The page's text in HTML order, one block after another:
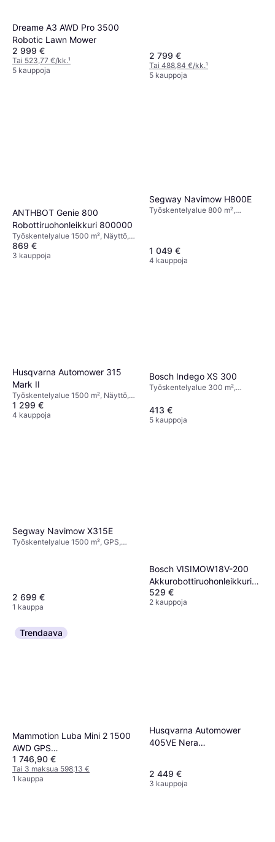
Dreame A3 AWD Pro 3500
Robotic Lawn Mower
2 999 €
Tai 523,77 €/kk.¹
5 kauppoja
2 799 €
Tai 488,84 €/kk.¹
5 kauppoja
ANTHBOT Genie 800
Robottiruohonleikkuri 800000
Työskentelyalue 1500 m², Näyttö,
Sadesensori, Leikkausleveys 20 cm
869 €
3 kauppoja
Segway Navimow H800E
Työskentelyalue 800 m²,
1 049 €
4 kauppoja
Husqvarna Automower 315
Mark II
Työskentelyalue 1500 m², Näyttö,
Leikkausleveys 22 cm
1 299 €
4 kauppoja
Bosch Indego XS 300
Työskentelyalue 300 m²,
413 €
5 kauppoja
Segway Navimow X315E
Työskentelyalue 1500 m², GPS,
2 699 €
1 kauppa
Bosch VISIMOW18V-200
Akkurobottiruohonleikkuri
200 m²
529 €
2 kauppoja
Trendaava
Mammotion Luba Mini 2 1500
AWD GPS
Robottiruohonleikkuri
1 746,90 €
Tai 3 maksua 598,13 €
1 kauppa
Husqvarna Automower
405VE Nera
2 449 €
3 kauppoja